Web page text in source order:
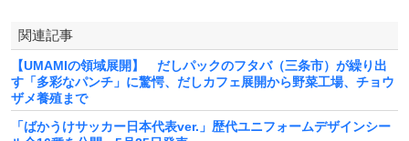
関連記事
【UMAMIの領域展開】 だしパックのフタバ（三条市）が繰り出
す「多彩なパンチ」に驚愕、だしカフェ展開から野菜工場、チョウ
ザメ養殖まで
「ばかうけサッカー日本代表ver.」歴代ユニフォームデザインシー